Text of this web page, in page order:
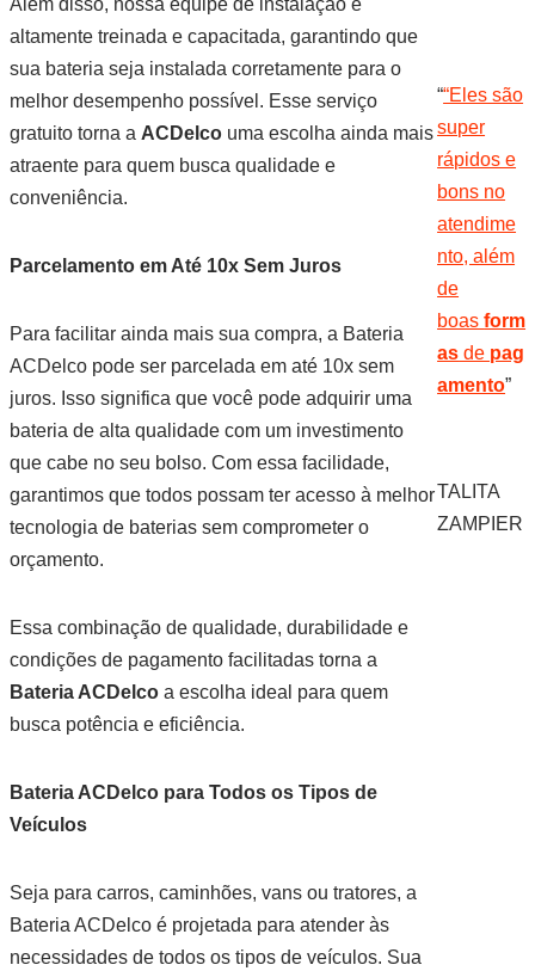
Além disso, nossa equipe de instalação é
altamente treinada e capacitada, garantindo que
sua bateria seja instalada corretamente para o
melhor desempenho possível. Esse serviço
gratuito torna a ACDelcouma escolha ainda mais
atraente para quem busca qualidade e
conveniência.
Parcelamento em Até 10x Sem Juros
Para facilitar ainda mais sua compra, a Bateria
ACDelco pode ser parcelada em até 10x sem
juros. Isso significa que você pode adquirir uma
bateria de alta qualidade com um investimento
que cabe no seu bolso. Com essa facilidade,
garantimos que todos possam ter acesso à melhor
tecnologia de baterias sem comprometer o
orçamento.
Essa combinação de qualidade, durabilidade e
condições de pagamento facilitadas torna a
Bateria ACDelcoa escolha ideal para quem
busca potência e eficiência.
Bateria ACDelco para Todos os Tipos de
Veículos
Seja para carros, caminhões, vans ou tratores, a
Bateria ACDelco é projetada para atender às
necessidades de todos os tipos de veículos. Sua
““Eles são
super
rápidos e
bons no
atendime
nto, além
de
boasform
as de pag
amento”
TALITA
ZAMPIER